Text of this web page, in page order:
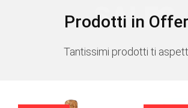
Prodotti in
SALES
Tantissimi prodotti ti